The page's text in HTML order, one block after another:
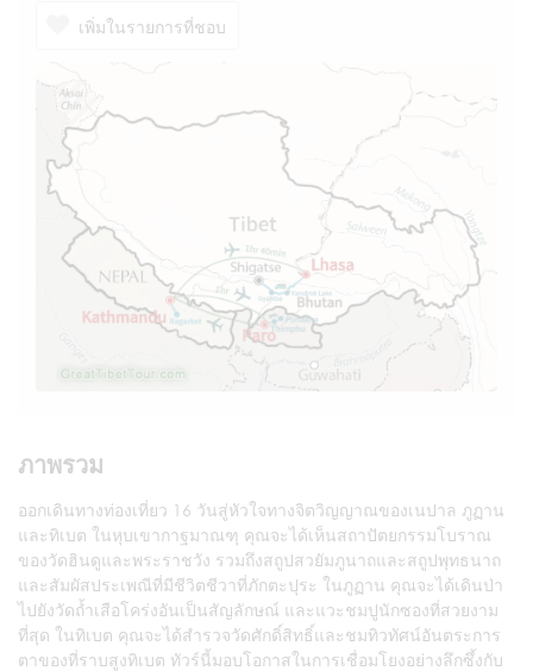
เพิ่มในรายการที่ชอบ
ภาพรวม
ออกเดินทางท่องเที่ยว 16 วันสู่หัวใจทางจิตวิญญาณของเนปาล ภูฏาน
และทิเบต ในหุบเขากาฐมาณฑุ คุณจะได้เห็นสถาปัตยกรรมโบราณ
ของวัดฮินดูและพระราชวัง รวมถึงสถูปสวยัมภูนาถและสถูปพุทธนาถ
และสัมผัสประเพณีที่มีชีวิตชีวาที่ภักตะปุระ ในภูฏาน คุณจะได้เดินป่า
ไปยังวัดถ้ำเสือโคร่งอันเป็นสัญลักษณ์ และแวะชมปูนักซองที่สวยงาม
ที่สุด ในทิเบต คุณจะได้สำรวจวัดศักดิ์สิทธิ์และชมทิวทัศน์อันตระการ
ตาของที่ราบสูงทิเบต ทัวร์นี้มอบโอกาสในการเชื่อมโยงอย่างลึกซึ้งกับ